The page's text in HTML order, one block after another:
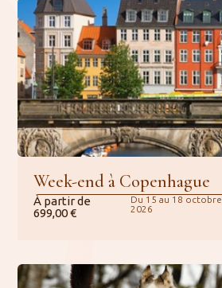
Week-end à Copenhague
À partir de
699,00€
Du 15 au 18 octobre
2026